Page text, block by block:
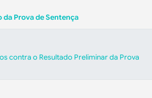
Prova de Sentença
contra o Resultado Preliminar da Prova